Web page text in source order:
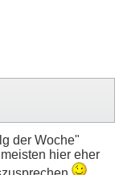
der Woche"
hier eher